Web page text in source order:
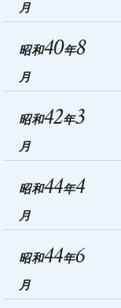
月
昭和40年8
月
昭和42年3
月
昭和44年4
月
昭和44年6
月